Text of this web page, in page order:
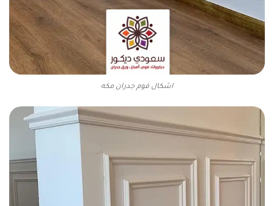
اشكال فوم جدران مكه